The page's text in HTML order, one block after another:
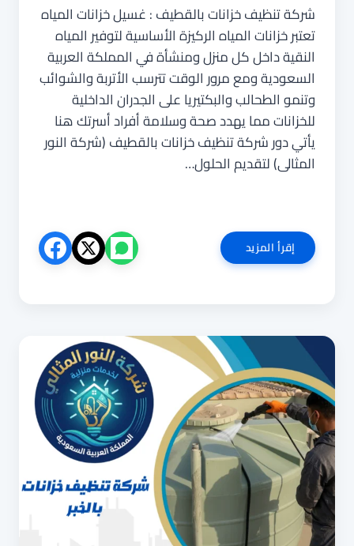
شركة تنظيف خزانات بالقطيف : غسيل خزانات المياه
تعتبر خزانات المياه الركيزة الأساسية لتوفير المياه
النقية داخل كل منزل ومنشأة في المملكة العربية
السعودية ومع مرور الوقت تترسب الأتربة والشوائب
وتنمو الطحالب والبكتيريا على الجدران الداخلية
للخزانات مما يهدد صحة وسلامة أفراد أسرتك هنا
يأتي دور شركة تنظيف خزانات بالقطيف (شركة النور
المثالى) لتقديم الحلول…
إقرأ المزيدشركة
تنظيف
غسيل
وتعقيم
الخزانات